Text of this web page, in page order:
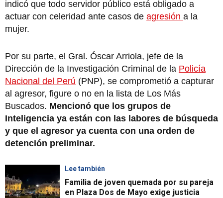
indicó que todo servidor público está obligado a
actuar con celeridad ante casos de agresión a la
mujer.
Por su parte, el Gral. Óscar Arriola, jefe de la
Dirección de la Investigación Criminal de la Policía
Nacional del Perú (PNP), se comprometió a capturar
al agresor, figure o no en la lista de Los Más
Buscados. Mencionó que los grupos de
Inteligencia ya están con las labores de búsqueda
y que el agresor ya cuenta con una orden de
detención preliminar.
Lee también
Familia de joven quemada por su pareja
en Plaza Dos de Mayo exige justicia